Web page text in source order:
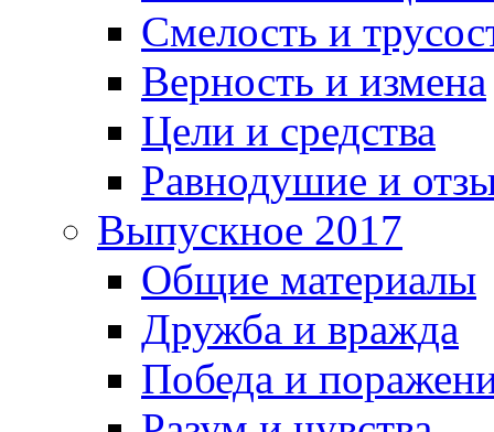
Смелость и
Верность и измена
Цели и средства
Равнодушие и
Выпускное 2017
Общие материалы
Дружба и вражда
Победа и